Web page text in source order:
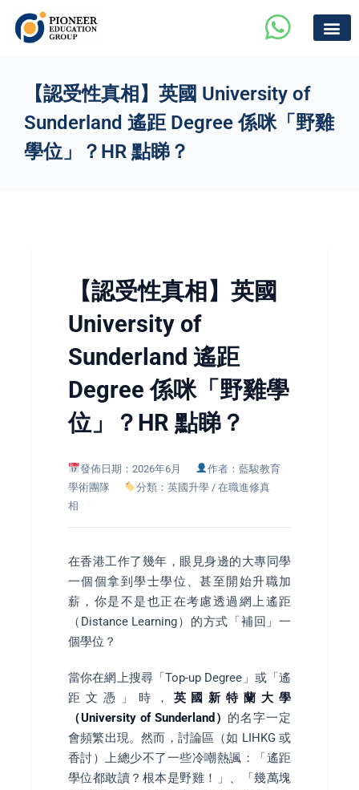
【認受性真相】英國 University of
Sunderland 遙距 Degree 係咪「野雞
學位」？HR 點睇？
【認受性真相】英國
University of
Sunderland 遙距
Degree 係咪「野雞學
位」？HR 點睇？
發佈日期：2026年6月
作者：藍駿教育
學術團隊
分類：英國升學 / 在職進修真
相
在香港工作了幾年，眼見身邊的大專同學
一個個拿到學士學位、甚至開始升職加
薪，你是不是也正在考慮透過網上遙距
（Distance Learning）的方式「補回」一
個學位？
當你在網上搜尋「Top-up Degree」或「遙
距文憑」時， 英國新特蘭大學
（University of Sunderland） 的名字一定
會頻繁出現。然而，討論區（如 LIHKG 或
香討）上總少不了一些冷嘲熱諷：「遙距
學位都敢讀？根本是野雞！」、「幾萬塊